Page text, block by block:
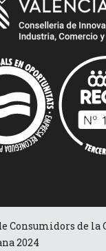
Consumidors de la
2024